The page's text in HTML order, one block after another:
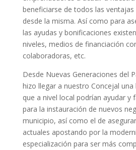
beneficiarse de todos las
desde la misma. Así como para
las ayudas y bonificaciones
niveles, medios de financiación
colaboradoras, etc.
Desde Nuevas Generaciones del
hizo llegar a nuestro Concejal
que a nivel local podrían ayudar y
para la instauración de nuevos
municipio, así como el de
actuales apostando por la
especialización para ser más